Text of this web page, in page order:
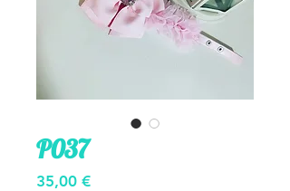
P037
35,00 €Prezzo